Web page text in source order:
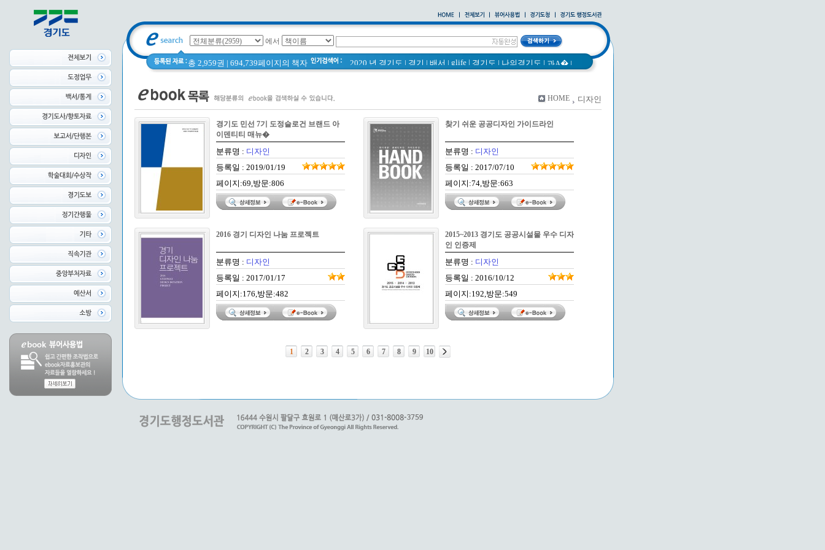
에서
총 2,959권 | 694,739페이지의 책자 2020 년 경기도 | 경기 | 배서 | glife | 경기도 | 나의경기도 | 과A� |
2021 경기도 공동주택 품질점검 사례집|경기도 바로알기|
공동주택|국토의 계획 및 이용에 관한 법률_질의 회신 사례집
의회소식 81호
다문화가족 소식지
HOME 디자인
경기도 민선 7기 도정슬로건 브랜드 아
이덴티티 매뉴�
분류명 : 디자인
등록일 : 2019/01/19
페이지:69,방문:806
찾기 쉬운 공공디자인 가이드라인
분류명 : 디자인
등록일 : 2017/07/10
페이지:74,방문:663
2016 경기 디자인 나눔 프로젝트
분류명 : 디자인
등록일 : 2017/01/17
페이지:176,방문:482
2015~2013 경기도 공공시설물 우수 디자
인 인증제
분류명 : 디자인
등록일 : 2016/10/12
페이지:192,방문:549
1 2 3 4 5 6 7 8 9 10